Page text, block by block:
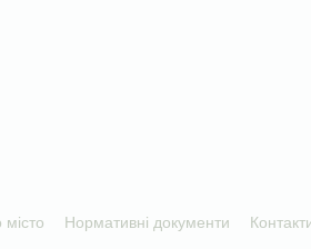
Нормативні документи